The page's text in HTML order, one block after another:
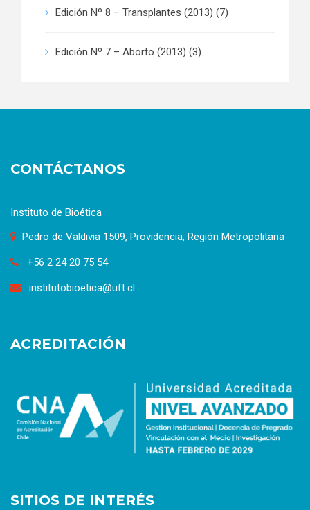
Edición Nº 8 – Transplantes (2013) (7)
Edición Nº 7 – Aborto (2013) (3)
CONTÁCTANOS
Instituto de Bioética
Pedro de Valdivia 1509, Providencia, Región Metropolitana
+56 2 24 20 75 54
institutobioetica@uft.cl
ACREDITACIÓN
SITIOS DE INTERÉS